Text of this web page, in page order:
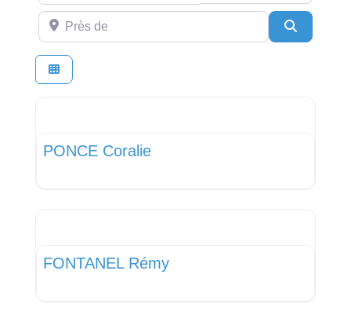
Près de
PONCE Coralie
FONTANEL Rémy